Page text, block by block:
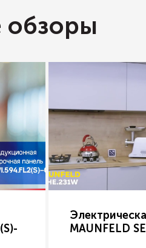
обзоры
MAUNFELD